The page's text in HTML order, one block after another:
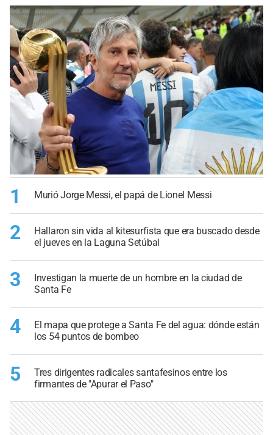
1 Murió Jorge Messi, el papá de Lionel Messi
2
Hallaron sin vida al kitesurfista que era buscado desde
el jueves en la Laguna Setúbal
3
Investigan la muerte de un hombre en la ciudad de
Santa Fe
4
El mapa que protege a Santa Fe del agua: dónde están
los 54 puntos de bombeo
5
Tres dirigentes radicales santafesinos entre los
firmantes de "Apurar el Paso"